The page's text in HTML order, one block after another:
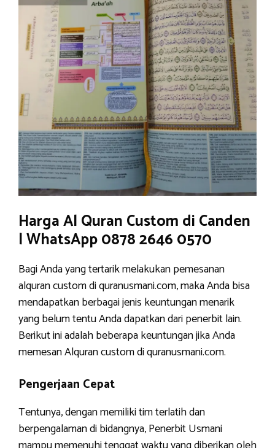
Harga Al Quran Custom di Canden
| WhatsApp 0878 2646 0570
Bagi Anda yang tertarik melakukan pemesanan
alquran custom di quranusmani.com, maka Anda bisa
mendapatkan berbagai jenis keuntungan menarik
yang belum tentu Anda dapatkan dari penerbit lain.
Berikut ini adalah beberapa keuntungan jika Anda
memesan Alquran custom di quranusmani.com.
Pengerjaan Cepat
Tentunya, dengan memiliki tim terlatih dan
berpengalaman di bidangnya, Penerbit Usmani